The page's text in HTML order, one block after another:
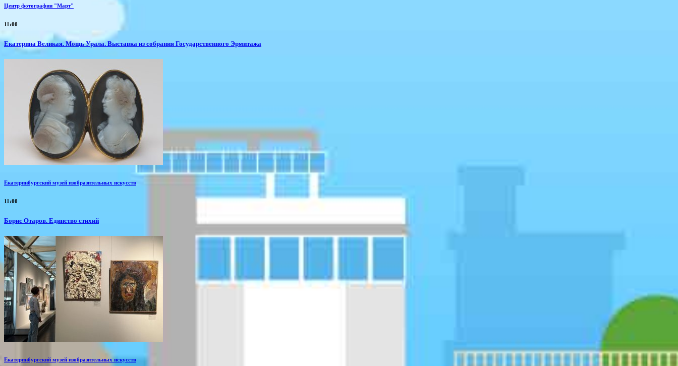
Центр фотографии "Март"
11:00
​Екатерина Великая. Мощь Урала. Выставка из собрания Государственного Эрмитажа
Екатеринбургский музей изобразительных искусств
11:00
Борис Отаров. Единство стихий
Екатеринбургский музей изобразительных искусств